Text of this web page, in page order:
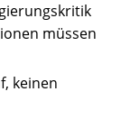
müssen
keinen